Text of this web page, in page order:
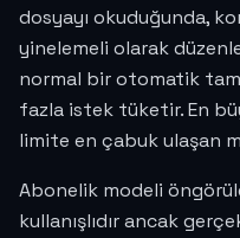
dosyayı okuduğunda,
yinelemeli olarak
normal bir otomatik
fazla istek tüketir. En
limite en çabuk ulaşan
Abonelik modeli
kullanışlıdır ancak